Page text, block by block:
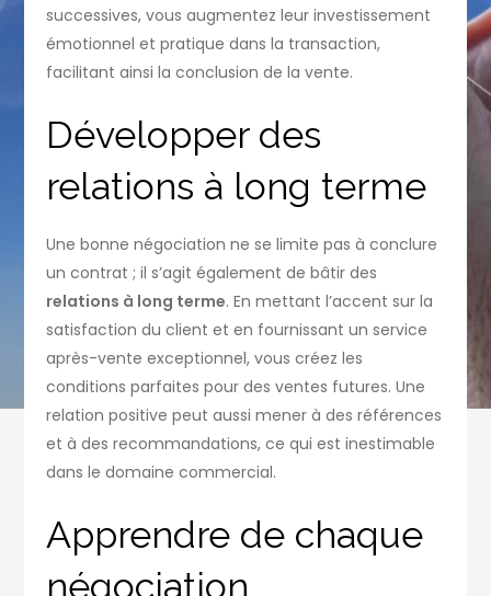
successives, vous augmentez leur investissement
émotionnel et pratique dans la transaction,
facilitant ainsi la conclusion de la vente.
Développer des
relations à long terme
Une bonne négociation ne se limite pas à conclure
un contrat ; il s’agit également de bâtir des
relations à long terme. En mettant l’accent sur la
satisfaction du client et en fournissant un service
après-vente exceptionnel, vous créez les
conditions parfaites pour des ventes futures. Une
relation positive peut aussi mener à des références
et à des recommandations, ce qui est inestimable
dans le domaine commercial.
Apprendre de chaque
négociation